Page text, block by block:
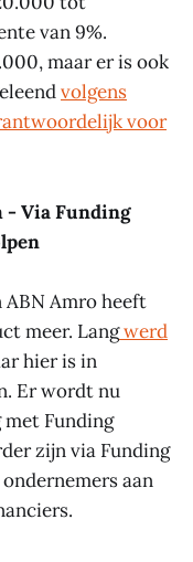
van 9%.
maar er is ook
volgens
voor
- Via Funding
Amro heeft
meer. Langwerd
hier is in
Er wordt nu
Funding
zijn via Funding
aan